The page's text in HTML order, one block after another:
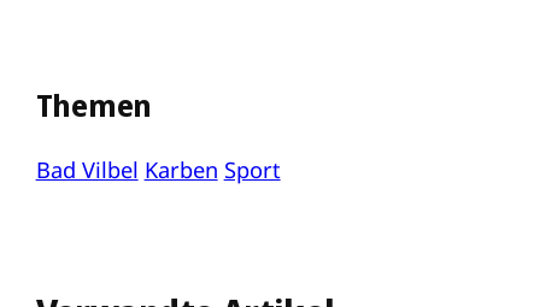
Themen
Bad Vilbel Karben Sport